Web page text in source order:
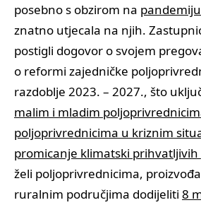
posebno s obzirom na
znatno utjecala na njih.
postigli dogovor o svojem
o reformi zajedničke
razdoblje 2023. – 2027., što
malim i mladim
poljoprivrednicima u kriznim
promicanje klimatski prihvatljivih
želi poljoprivrednicima,
ruralnim područjima dodijeliti 8